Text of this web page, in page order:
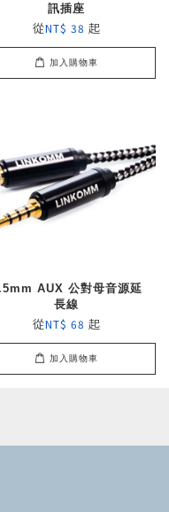
訊插座
從NT$ 38 起
加入購物車
AUX 公對母音源延
長線
從NT$ 68 起
加入購物車